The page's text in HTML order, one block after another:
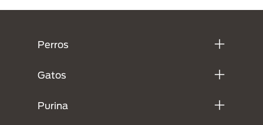
Perros
Gatos
Purina